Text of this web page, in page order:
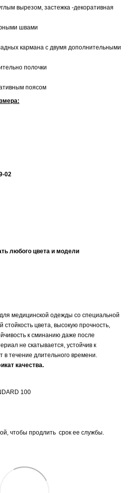
вырезом, застежка -декоративная
швами
кармана с двумя дополнительными
полочки
поясом
02
любого цвета и модели
для медицинской одежды со специальной
цвета, высокую прочность,
к сминанию даже после
не скатывается, устойчив к
в течение длительного времени.
качества.
100
чтобы продлить срок ее службы.